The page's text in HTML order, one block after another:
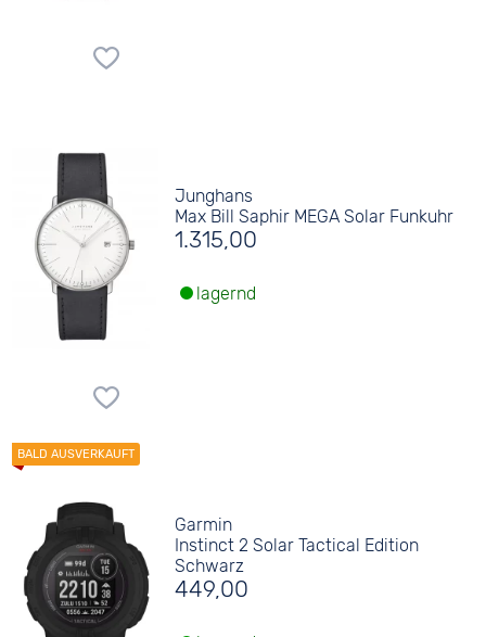
Junghans
Max Bill Saphir MEGA Solar Funkuhr
1.315,00
lagernd
Garmin
Instinct 2 Solar Tactical Edition
Schwarz
449,00